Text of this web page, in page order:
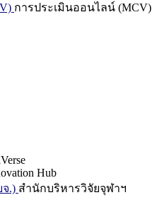
การประเมินออนไลน์ (MCV)
Hub
.) สำนักบริหารวิจัยจุฬาฯ